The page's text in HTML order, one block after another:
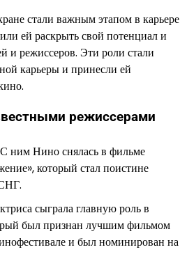
стали важным этапом в карьере
ей раскрыть свой потенциал и
и режиссеров. Эти роли стали
карьеры и принесли ей
режиссерами
ним Нино снялась в фильме
который стал поистине
сыграла главную роль в
был признан лучшим фильмом
и был номинирован на